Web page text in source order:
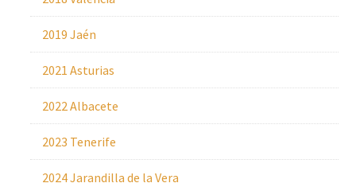
2019 Jaén
2021 Asturias
2022 Albacete
2023 Tenerife
2024 Jarandilla de la Vera